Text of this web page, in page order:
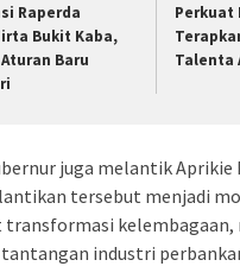
Raperda
Bukit Kaba,
Baru
Perkuat
Talenta
juga melantik
tersebut menjadi
industri